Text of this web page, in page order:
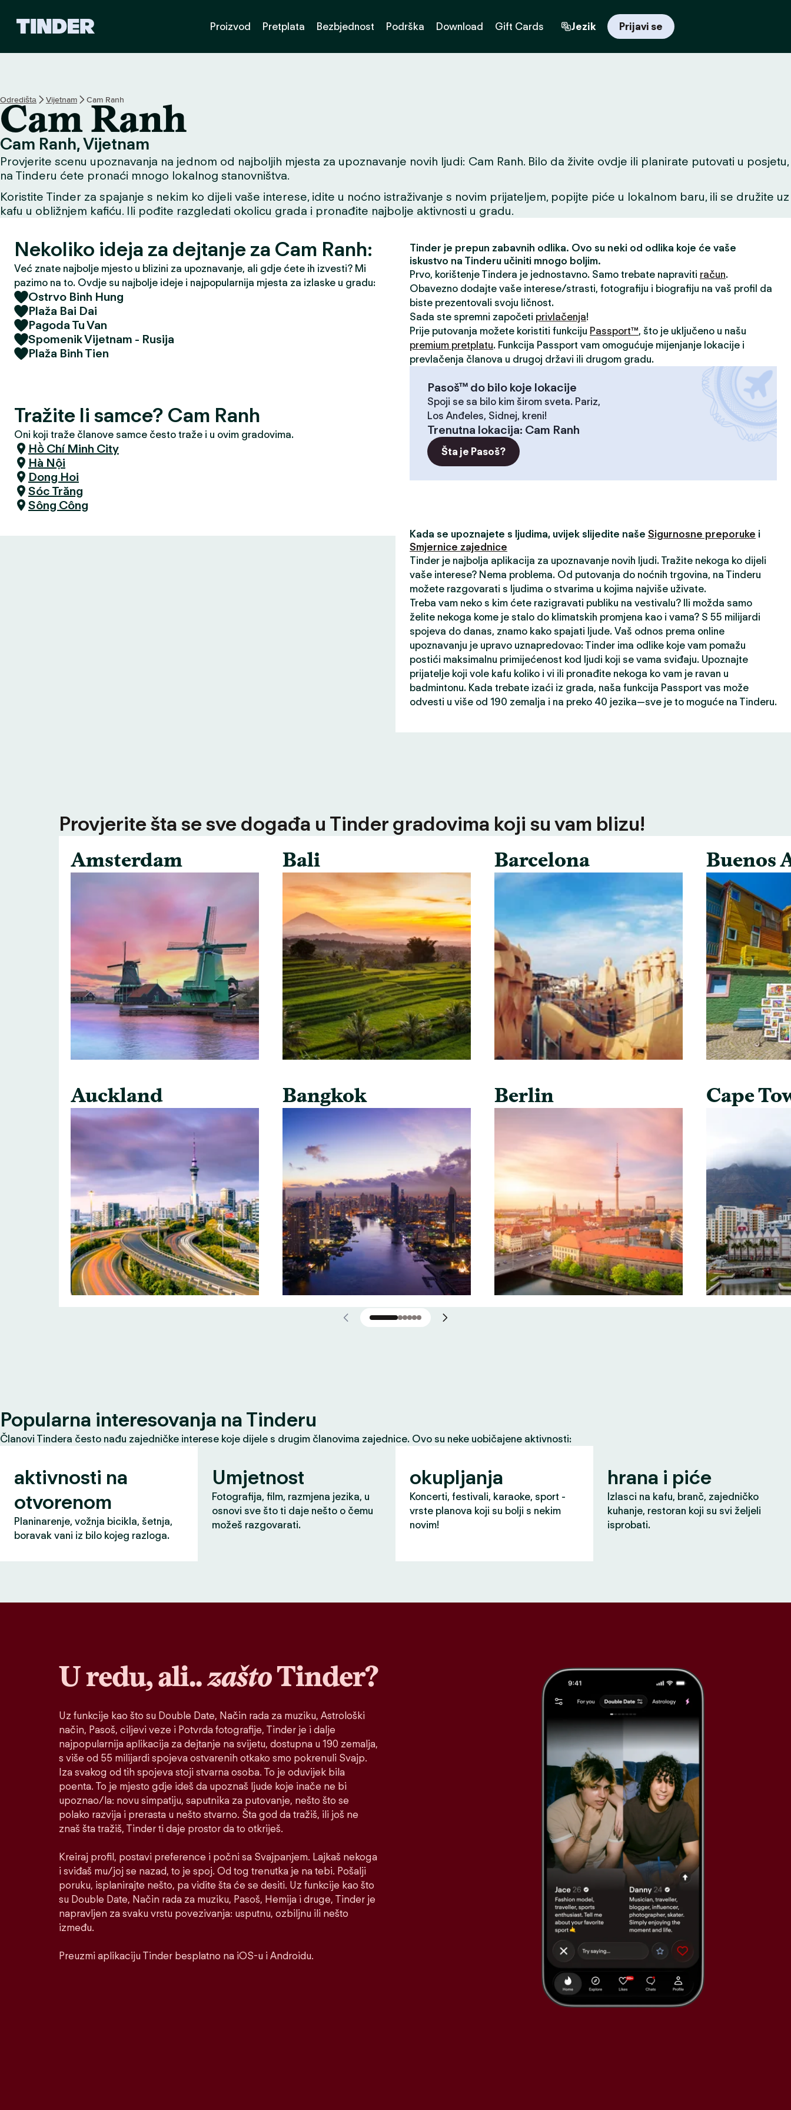
H
o
m
e
Proizvod Pretplata Bezbjednost Podrška Download Gift Cards Jezik Prijavi se
Odredištа Vijetnam Cam Ranh
Cam Ranh
Cam Ranh, Vijetnam
Provjerite scenu upoznavanja na jednom od najboljih mjesta za upoznavanje novih ljudi: Cam Ranh. Bilo da živite ovdje ili planirate putovati u posjetu,
na Tinderu ćete pronaći mnogo lokalnog stanovništva.
Koristite Tinder za spajanje s nekim ko dijeli vaše interese, idite u noćno istraživanje s novim prijateljem, popijte piće u lokalnom baru, ili se družite uz
kafu u obližnjem kafiću. Ili pođite razgledati okolicu grada i pronađite najbolje aktivnosti u gradu.
Nekoliko ideja za dejtanje za Cam Ranh:
Već znate najbolje mjesto u blizini za upoznavanje, ali gdje ćete ih izvesti? Mi
pazimo na to. Ovdje su najbolje ideje i najpopularnija mjesta za izlaske u gradu:
Ostrvo Binh Hung
Plaža Bai Dai
Pagoda Tu Van
Spomenik Vijetnam - Rusija
Plaža Binh Tien
Tražite li samce? Cam Ranh
Oni koji traže članove samce često traže i u ovim gradovima.
Hồ Chí Minh City
Hà Nội
Dong Hoi
Sóc Trăng
Sông Công
Tinder je prepun zabavnih odlika. Ovo su neki od odlika koje će vaše
iskustvo na Tinderu učiniti mnogo boljim.
Prvo, korištenje Tindera je jednostavno. Samo trebate napraviti račun.
Obavezno dodajte vaše interese/strasti, fotografiju i biografiju na vaš profil da
biste prezentovali svoju ličnost.
Sada ste spremni započeti privlačenja!
Prije putovanja možete koristiti funkciju Passport™, što je uključeno u našu
premium pretplatu. Funkcija Passport vam omogućuje mijenjanje lokacije i
prevlačenja članova u drugoj državi ili drugom gradu.
Pasoš™ do bilo koje lokacije
Spoji se sa bilo kim širom sveta. Pariz,
Los Anđeles, Sidnej, kreni!
Trenutna lokacija: Cam Ranh
Šta je Pasoš?
Kada se upoznajete s ljudima, uvijek slijedite naše Sigurnosne preporuke i
Smjernice zajednice
Tinder je najbolja aplikacija za upoznavanje novih ljudi. Tražite nekoga ko dijeli
vaše interese? Nema problema. Od putovanja do noćnih trgovina, na Tinderu
možete razgovarati s ljudima o stvarima u kojima najviše uživate.
Treba vam neko s kim ćete razigravati publiku na vestivalu? Ili možda samo
želite nekoga kome je stalo do klimatskih promjena kao i vama? S 55 milijardi
spojeva do danas, znamo kako spajati ljude. Vaš odnos prema online
upoznavanju je upravo uznapredovao: Tinder ima odlike koje vam pomažu
postići maksimalnu primijećenost kod ljudi koji se vama sviđaju. Upoznajte
prijatelje koji vole kafu koliko i vi ili pronađite nekoga ko vam je ravan u
badmintonu. Kada trebate izaći iz grada, naša funkcija Passport vas može
odvesti u više od 190 zemalja i na preko 40 jezika—sve je to moguće na Tinderu.
Provjerite šta se sve događa u Tinder gradovima koji su vam blizu!
Amsterdam
Auckland
Bali
Bangkok
Barcelona
Berlin
Buenos
Cape
Popularna interesovanja na Tinderu
Članovi Tindera često nađu zajedničke interese koje dijele s drugim članovima zajednice. Ovo su neke uobičajene aktivnosti:
aktivnosti na
otvorenom
Planinarenje, vožnja bicikla, šetnja,
boravak vani iz bilo kojeg razloga.
Umjetnost
Fotografija, film, razmjena jezika, u
osnovi sve što ti daje nešto o čemu
možeš razgovarati.
okupljanja
Koncerti, festivali, karaoke, sport -
vrste planova koji su bolji s nekim
novim!
hrana i piće
Izlasci na kafu, branč, zajedničko
kuhanje, restoran koji su svi željeli
isprobati.
U redu, ali..zaštoTinder?
Uz funkcije kao što su Double Date, Način rada za muziku, Astrološki
način, Pasoš, ciljevi veze i Potvrda fotografije, Tinder je i dalje
najpopularnija aplikacija za dejtanje na svijetu, dostupna u 190 zemalja,
s više od 55 milijardi spojeva ostvarenih otkako smo pokrenuli Svajp.
Iza svakog od tih spojeva stoji stvarna osoba. To je oduvijek bila
poenta. To je mjesto gdje ideš da upoznaš ljude koje inače ne bi
upoznao/la: novu simpatiju, saputnika za putovanje, nešto što se
polako razvija i prerasta u nešto stvarno. Šta god da tražiš, ili još ne
znaš šta tražiš, Tinder ti daje prostor da to otkriješ.
Kreiraj profil, postavi preference i počni sa Svajpanjem. Lajkaš nekoga
i sviđaš mu/joj se nazad, to je spoj. Od tog trenutka je na tebi. Pošalji
poruku, isplanirajte nešto, pa vidite šta će se desiti. Uz funkcije kao što
su Double Date, Način rada za muziku, Pasoš, Hemija i druge, Tinder je
napravljen za svaku vrstu povezivanja: usputnu, ozbiljnu ili nešto
između.
Preuzmi aplikaciju Tinder besplatno na iOS-u i Androidu.